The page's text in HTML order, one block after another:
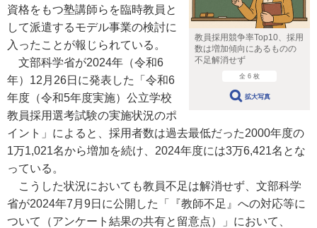
教員採用競争率Top10、採用
数は増加傾向にあるものの
不足解消せず
全 6 枚
拡大写真
資格をもつ塾講師らを臨時教員と
して派遣するモデル事業の検討に
入ったことが報じられている。
文部科学省が2024年（令和6
年）12月26日に発表した「令和6
年度（令和5年度実施）公立学校
教員採用選考試験の実施状況のポ
イント」によると、採用者数は過去最低だった2000年度の
1万1,021名から増加を続け、2024年度には3万6,421名とな
っている。
こうした状況においても教員不足は解消せず、文部科学
省が2024年7月9日に公開した「『教師不足』への対応等に
ついて（アンケート結果の共有と留意点）」において、